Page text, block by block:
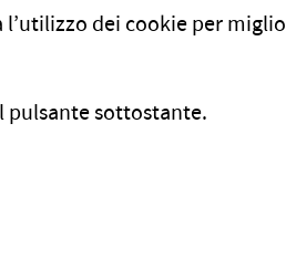
La sorgente di
Per sfruttare
dei cookie per
pulsante sottostante.